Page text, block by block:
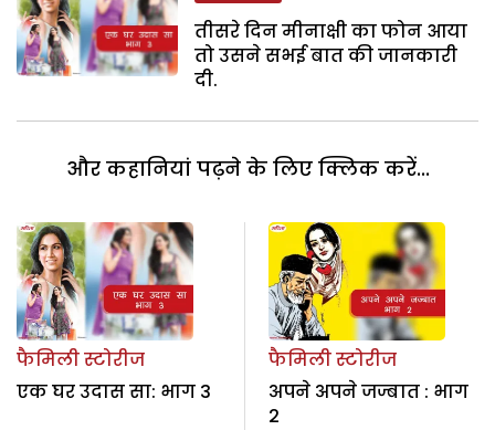
तीसरे दिन मीनाक्षी का फोन आया
तो उसने सभई बात की जानकारी
दी.
और कहानियां पढ़ने के लिए क्लिक करें...
फैमिली स्टोरीज
एक घर उदास सा: भाग 3
फैमिली स्टोरीज
अपने अपने जज्बात : भाग
2